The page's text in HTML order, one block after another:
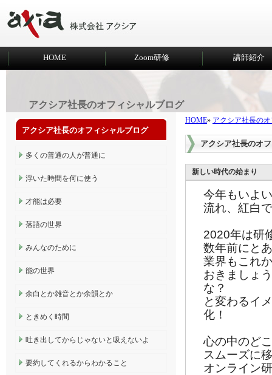
HOME Zoom研修 講師紹介
アクシア社長のオフィシャルブログ
HOME» アクシア社長の
アクシア社長のオ
新しい時代の始まり
今年もいよ
流れ、紅白
2020年は研
数年前にと
業界もこれ
おきましょ
な？
と変わるイ
化！
心の中のど
スムーズに
オンライン
アクシア社長のオフィシャルブログ
多くの普通の人が普通に
浮いた時間を何に使う
才能は必要
落語の世界
みんなのために
能の世界
余白とか雑音とか余韻とか
ときめく時間
吐き出してからじゃないと吸えないよ
要約してくれるからわかること